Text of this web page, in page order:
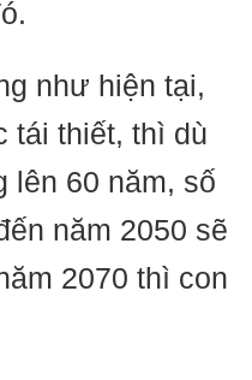
như hiện tại,
tái thiết, thì dù
lên 60 năm, số
năm 2050 sẽ
2070 thì con